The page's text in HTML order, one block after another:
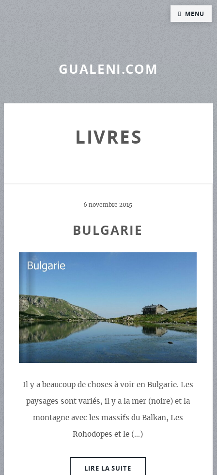
GUALENI.COM
LIVRES
6 novembre 2015
BULGARIE
Il y a beaucoup de choses à voir en Bulgarie. Les
paysages sont variés, il y a la mer (noire) et la
montagne avec les massifs du Balkan, Les
Rohodopes et le (…)
LIRE LA SUITE
MENU